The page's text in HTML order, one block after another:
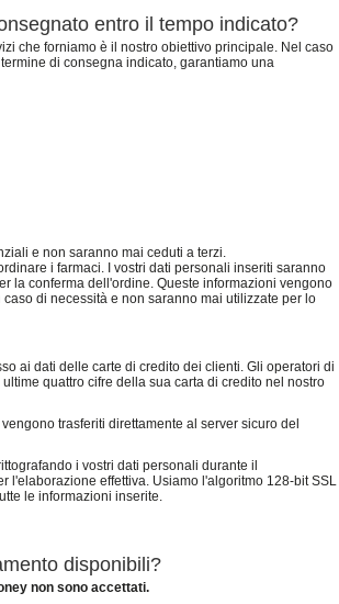
entro il tempo indicato?
che forniamo è il nostro obiettivo principale. Nel caso
di consegna indicato, garantiamo una
e non saranno mai ceduti a terzi.
i farmaci. I vostri dati personali inseriti saranno
la conferma dell'ordine. Queste informazioni vengono
di necessità e non saranno mai utilizzate per lo
ai dati delle carte di credito dei clienti. Gli operatori di
quattro cifre della sua carta di credito nel nostro
trasferiti direttamente al server sicuro del
i vostri dati personali durante il
l'elaborazione effettiva. Usiamo l'algoritmo 128-bit SSL
le informazioni inserite.
disponibili?
non sono accettati.